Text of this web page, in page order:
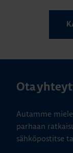
Ota
Autamme
parhaan
sähköpostitse